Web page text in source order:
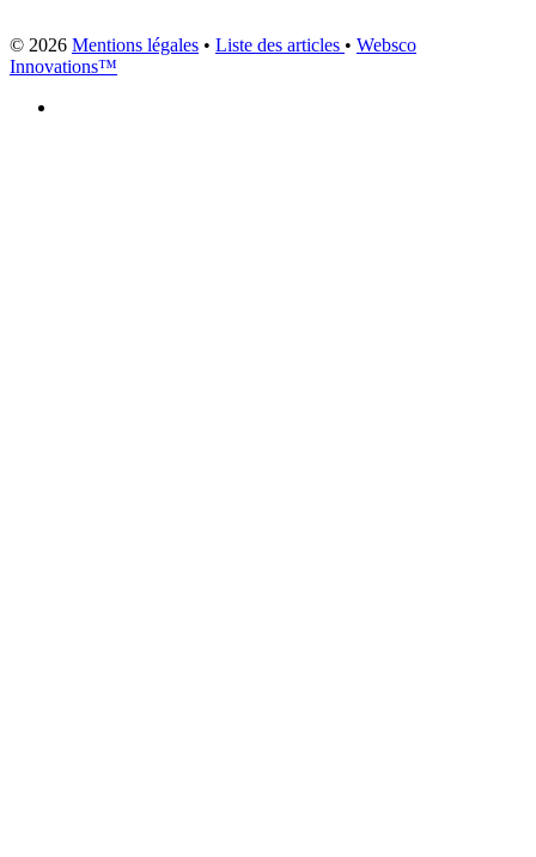
© 2026 Mentions légales • Liste des articles • Websco
Innovations™